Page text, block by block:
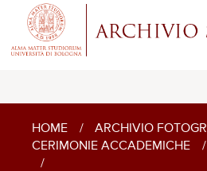
HOME / ARCHIVIO
CERIMONIE ACCADEMICHE
/
/